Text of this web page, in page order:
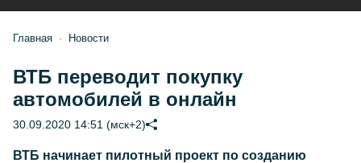
Главная Новости
ВТБ переводит покупку
автомобилей в онлайн
30.09.2020 14:51 (мск+2)
ВТБ начинает пилотный проект по созданию